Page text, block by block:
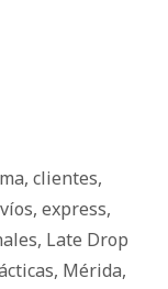
, clientes,
, express,
, Late Drop
, Mérida,